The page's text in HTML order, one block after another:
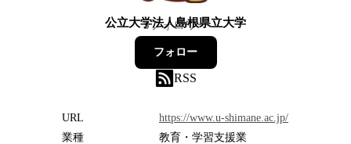
公立大学法人島根県立大学
3フォロワー
フォロー
RSS
URL
https://www.u-shimane.ac.jp/
業種
教育・学習支援業